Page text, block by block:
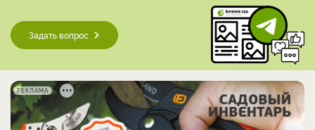
Задать вопрос
РЕКЛАМА